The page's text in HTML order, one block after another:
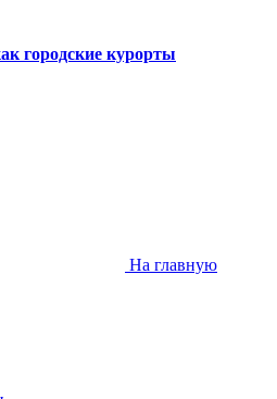
городские курорты
На главную